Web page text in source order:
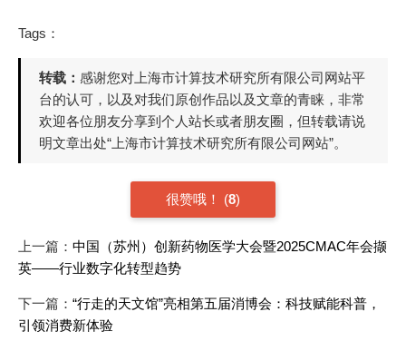
Tags：
转载： 感谢您对上海市计算技术研究所有限公司网站平
台的认可，以及对我们原创作品以及文章的青睐，非常
欢迎各位朋友分享到个人站长或者朋友圈，但转载请说
明文章出处“上海市计算技术研究所有限公司网站”。
很赞哦！ (8)
上一篇： 中国（苏州）创新药物医学大会暨2025CMAC年会撷
英——行业数字化转型趋势
下一篇： “行走的天文馆”亮相第五届消博会：科技赋能科普，
引领消费新体验